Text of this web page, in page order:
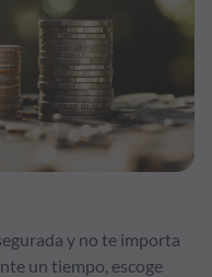
y no te importa
un tiempo, escoge